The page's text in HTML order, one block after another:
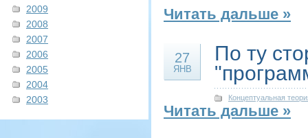
2009
2008
2007
2006
2005
2004
2003
Читать дальше »
27
ЯНВ
По ту
Концептуальная
Читать дальше »